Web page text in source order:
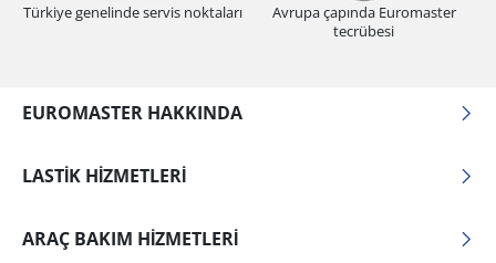
Türkiye genelinde servis noktaları
Avrupa çapında Euromaster
tecrübesi
EUROMASTER HAKKINDA
LASTIK HIZMETLERI
ARAÇ BAKIM HIZMETLERI